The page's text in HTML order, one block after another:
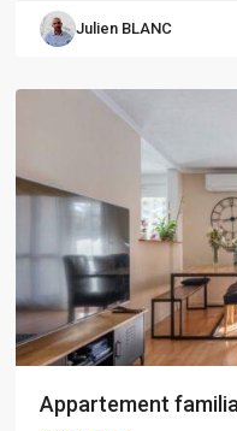
Julien BLANC
Marseille
Marseille
Appartement